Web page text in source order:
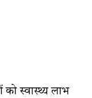
स्वास्थ्य लाभ